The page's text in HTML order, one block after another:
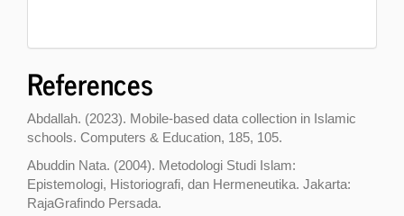
References
Abdallah. (2023). Mobile-based data collection in Islamic
schools. Computers & Education, 185, 105.
Abuddin Nata. (2004). Metodologi Studi Islam:
Epistemologi, Historiografi, dan Hermeneutika. Jakarta:
RajaGrafindo Persada.